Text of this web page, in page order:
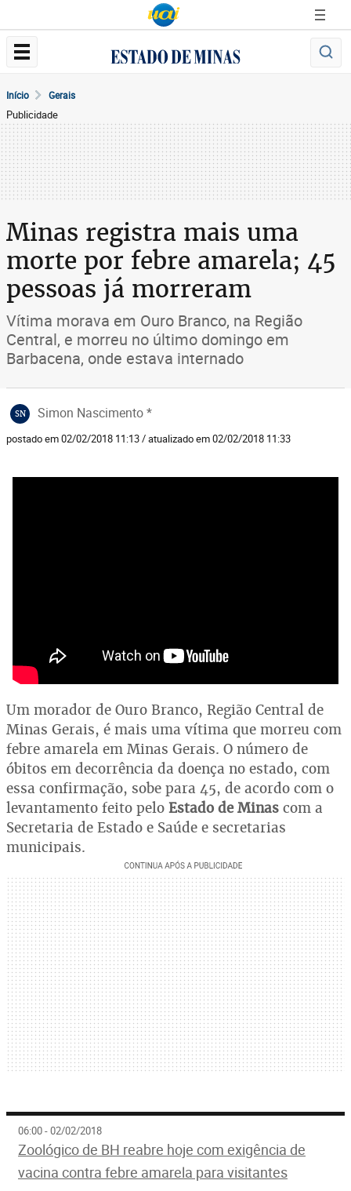
Início Gerais
Publicidade
Minas registra mais uma
morte por febre amarela; 45
pessoas já morreram
Vítima morava em Ouro Branco, na Região
Central, e morreu no último domingo em
Barbacena, onde estava internado
SN Simon Nascimento *
postado em 02/02/2018 11:13 / atualizado em 02/02/2018 11:33
Um morador de Ouro Branco, Região Central de
Minas Gerais, é mais uma vítima que morreu com
febre amarela em Minas Gerais. O número de
óbitos em decorrência da doença no estado, com
essa confirmação, sobe para 45, de acordo com o
levantamento feito pelo Estado de Minas com a
Secretaria de Estado e Saúde e secretarias
municipais.
06:00 - 02/02/2018
Zoológico de BH reabre hoje com exigência de
vacina contra febre amarela para visitantes